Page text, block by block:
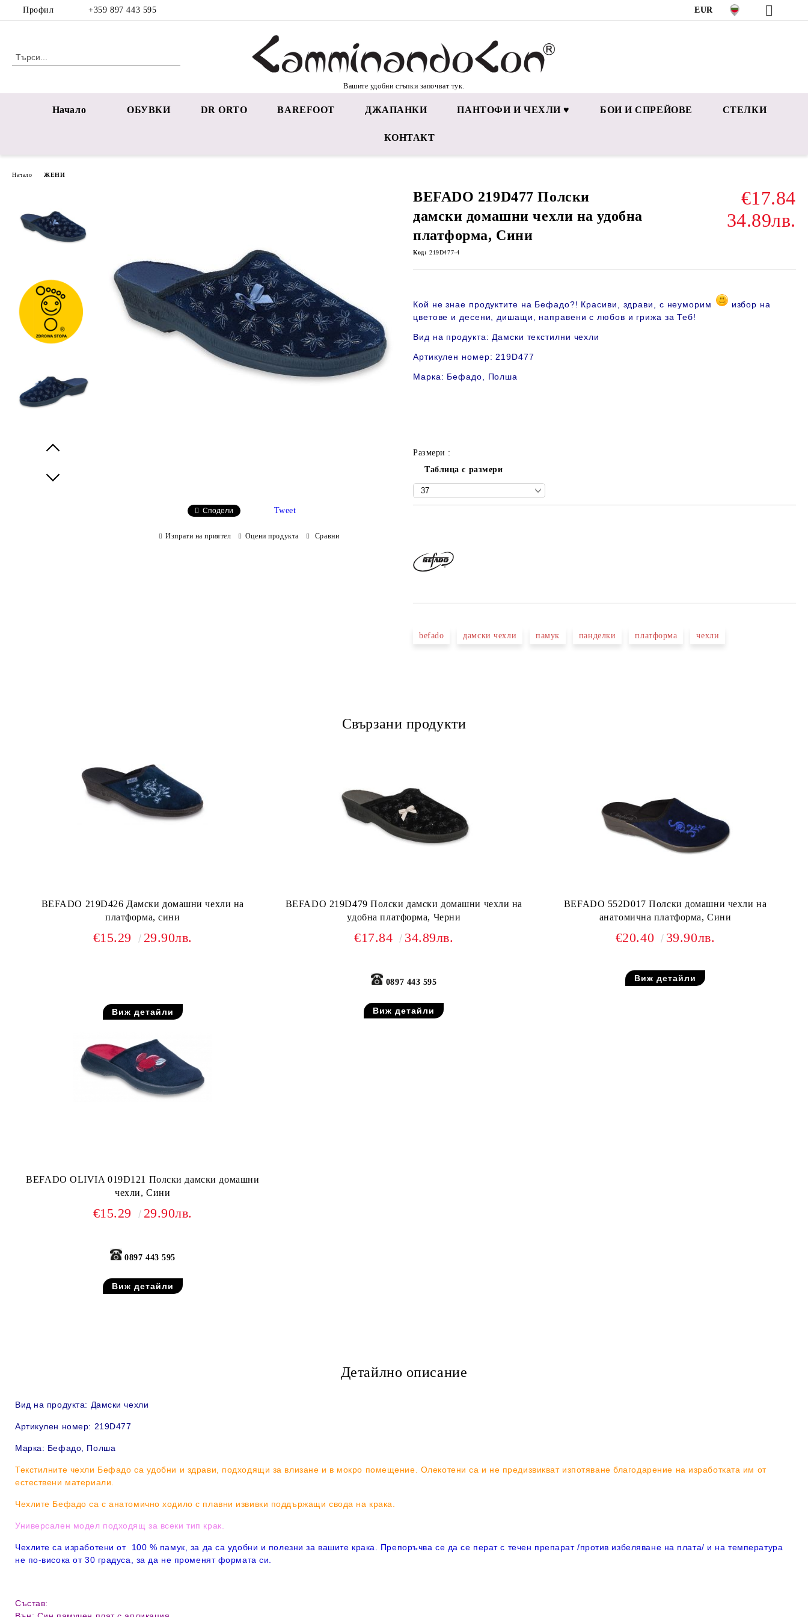
Профил +359 897 443 595 EUR
Вашите удобни стъпки започват тук.
Начало ОБУВКИ DR ORTO BAREFOOT ДЖАПАНКИ ПАНТОФИ И ЧЕХЛИ ♥ БОИ И СПРЕЙОВЕ СТЕЛКИ
КОНТАКТ
Начало ЖЕНИ
BEFADO 219D477 Полски
дамски домашни чехли на удобна
платформа, Сини
€17.84
34.89лв.
Код: 219D477-4
Кой не знае продуктите на Бефадо?! Красиви, здрави, с неуморим
избор на
цветове и десени, дишащи, направени с любов и грижа за Теб!
Вид на продукта: Дамски текстилни чехли
Артикулен номер: 219D477
Марка: Бефадо, Полша
Размери :
Таблица с размери
befado дамски чехли памук панделки платформа чехли
Сподели Tweet
Изпрати на приятел Оцени продукта Сравни
Свързани продукти
BEFADO 219D426 Дамски домашни чехли на
платформа, сини
€15.29 29.90лв.
Виж детайли
BEFADO 219D479 Полски дамски домашни чехли на
удобна платформа, Черни
€17.84 34.89лв.
0897 443 595
Виж детайли
BEFADO 552D017 Полски домашни чехли на
анатомична платформа, Сини
€20.40 39.90лв.
Виж детайли
BEFADO OLIVIA 019D121 Полски дамски домашни
чехли, Сини
€15.29 29.90лв.
0897 443 595
Виж детайли
Детайлно описание
Вид на продукта: Дамски чехли
Артикулен номер: 219D477
Марка: Бефадо, Полша
Текстилните чехли Бефадо са удобни и здрави, подходящи за влизане и в мокро помещение. Олекотени са и не предизвикват изпотяване благодарение на изработката им от
естествени материали.
Чехлите Бефадо са с анатомично ходило с плавни извивки поддържащи свода на крака.
Универсален модел подходящ за всеки тип крак.
Чехлите са изработени от 100 % памук, за да са удобни и полезни за вашите крака. Препоръчва се да се перат с течен препарат /против избеляване на плата/ и на температура
не по-висока от 30 градуса, за да не променят формата си.
Състав: